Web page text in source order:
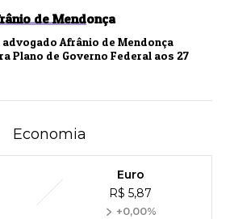
de Mendonça
advogado Afrânio de Mendonça
Plano de Governo Federal aos 27
Economia
Euro
R$ 5,87
+0,00%